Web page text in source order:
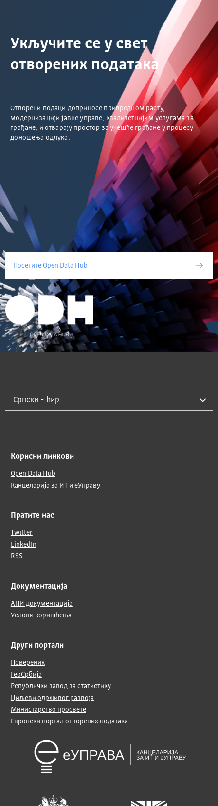
Укључите се у свет
отворених података
Отворени подаци доприносе привредном расту,
модернизацији јавне управе, квалитетнијим услугама за
грађане, и отварају простор за учешће грађане у процесу
доношења одлука.
Посетите Open Data Hub
Корисни линкови
Open Data Hub
Канцеларија за ИТ и еУправу
Пратите нас
Twitter
LinkedIn
RSS
Документација
АПИ документација
Услови коришћења
Други портали
Повереник
ГеоСрбија
Републички завод за статистику
Циљеви одрживог развоја
Министарство просвете
Европски портал отворених података